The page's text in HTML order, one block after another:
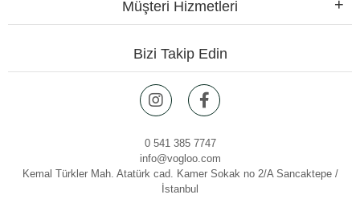
Müşteri Hizmetleri
Bizi Takip Edin
0 541 385 7747
info@vogloo.com
Kemal Türkler Mah. Atatürk cad. Kamer Sokak no 2/A Sancaktepe /
İstanbul